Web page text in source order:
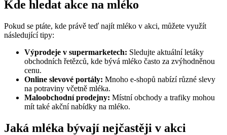
Kde hledat akce na mléko
Pokud se ptáte, kde právě teď najít mléko v akci, můžete využít
následující tipy:
Výprodeje v supermarketech: Sledujte aktuální letáky
obchodních řetězců, kde bývá mléko často za zvýhodněnou
cenu.
Online slevové portály: Mnoho e-shopů nabízí různé slevy
na potraviny včetně mléka.
Maloobchodní prodejny: Místní obchody a trafiky mohou
mít také akční nabídky na mléko.
Jaká mléka bývají nejčastěji v akci